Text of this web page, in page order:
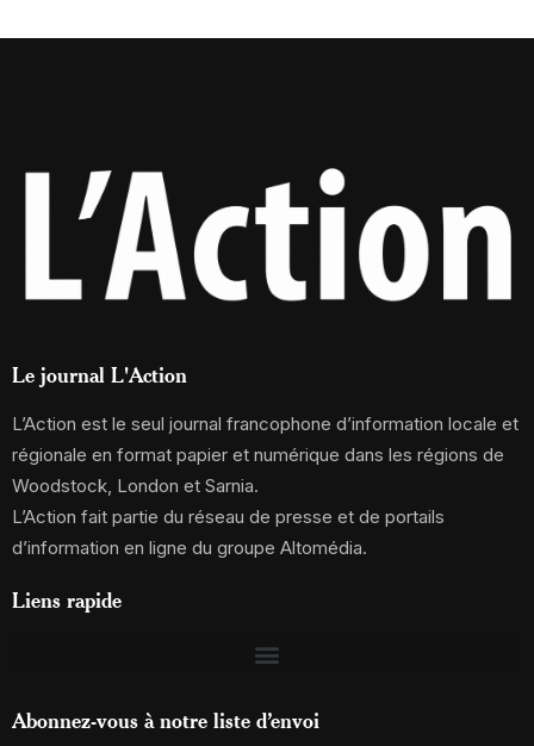
Le journal L'Action
L’Action est le seul journal francophone d’information locale et
régionale en format papier et numérique dans les régions de
Woodstock, London et Sarnia.
L’Action fait partie du réseau de presse et de portails
d’information en ligne du groupe Altomédia.
Liens rapide
Abonnez-vous à notre liste d’envoi